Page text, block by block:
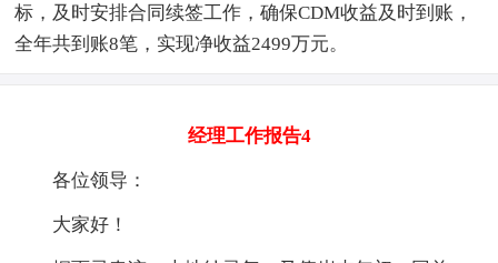
标，及时安排合同续签工作，确保CDM收益及时到账，
全年共到账8笔，实现净收益2499万元。
经理工作报告4
各位领导：
大家好！